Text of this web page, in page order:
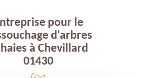
pour le
d'arbres
à Chevillard
01430